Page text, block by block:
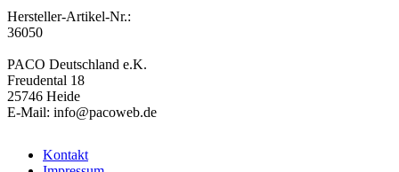
Hersteller-Artikel-Nr.:
36050
PACO Deutschland e.K.
Freudental 18
25746 Heide
E-Mail: info@pacoweb.de
Kontakt